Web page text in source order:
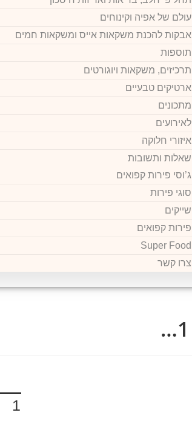
עולם של אפיה וקינוחים
אבקות להכנת משקאות אייס ומשקאות חמים
תוספות
תרכיזים, משקאות ויוגורטים
ארטיקים טבעיים
מתכונים
לאירועים
איזורי חלוקה
שאלות ותשובות
ג’וסי פירות קפואים
סוגי פירות
שייקים
פירות קפואים
Super Food
צרו קשר